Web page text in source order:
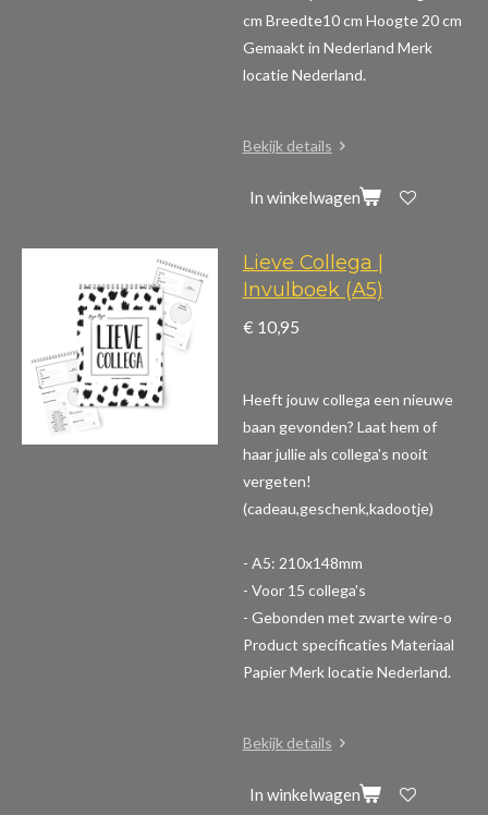
cm Breedte10 cm Hoogte 20 cm
Gemaakt in Nederland Merk
locatie Nederland.
Bekijk details
In winkelwagen
Lieve Collega |
Invulboek (A5)
€ 10,95
Heeft jouw collega een nieuwe
baan gevonden? Laat hem of
haar jullie als collega's nooit
vergeten!
(cadeau,geschenk,kadootje)
- A5: 210x148mm
- Voor 15 collega's
- Gebonden met zwarte wire-o
Product specificaties Materiaal
Papier Merk locatie Nederland.
Bekijk details
In winkelwagen